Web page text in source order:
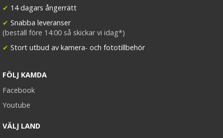
✔ 14 dagars ångerrätt
✔ Snabba leveranser
(beställ före 14:00 så skickar vi idag*)
✔ Stort utbud av kamera- och fototillbehör
FÖLJ KAMDA
Facebook
Youtube
VÄLJ LAND